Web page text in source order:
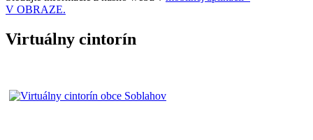
V OBRAZE.
Virtuálny cintorín